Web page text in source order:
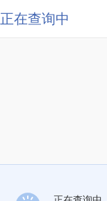
正在查询中